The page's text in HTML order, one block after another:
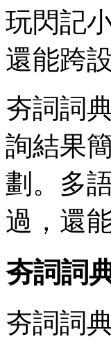
玩閃記
還能跨
夯詞詞
詢結果
劃。多
過，還
夯詞詞
夯詞詞